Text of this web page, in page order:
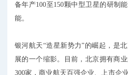
备年产100至150颗中型卫星的研制
能。
银河航天“造星新势力”的崛起，是
展的一个缩影。目前，北京拥有商
300家，商业航天百强企业、上市企